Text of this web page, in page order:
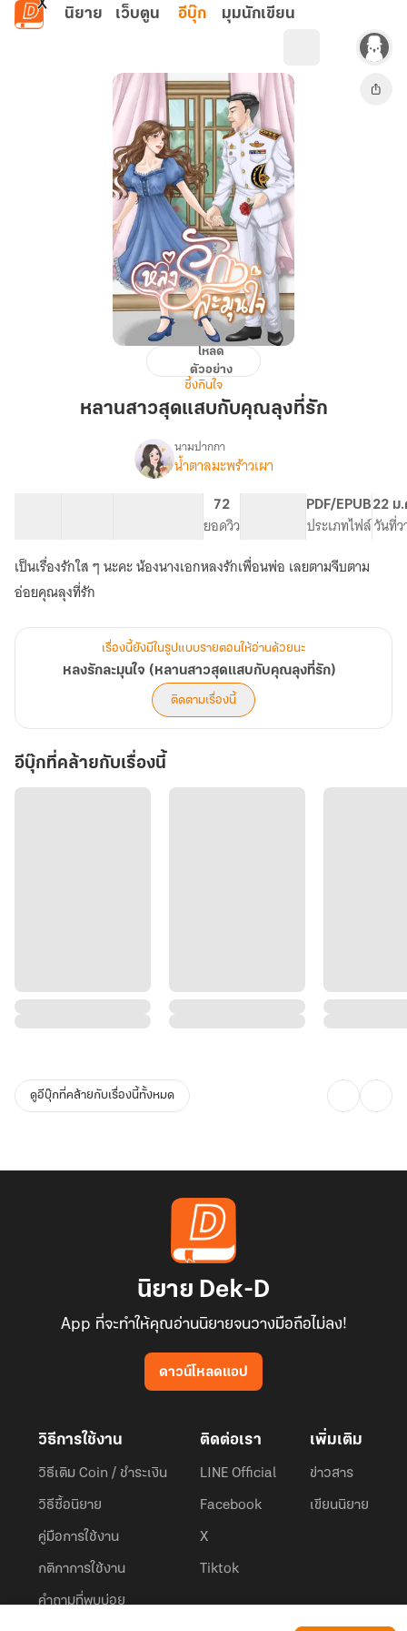
ข้ามไปยังเนื้อหาหลัก
นิยาย เว็บตูน อีบุ๊ก มุมนักเขียน
หลาน
สุด
คุณ
โหลด
ตัวอย่าง
ซึ้งกินใจ
หลานสาวสุดแสบกับคุณลุงที่รัก
เรื่อง
รัก
ละมุน
ใจ
(หลาน
สาว
กับ
คุณ
ลุง
ที่รัก)
นามปากกา
น้ำตาลมะพร้าวเผา
72
ยอดวิว
PDF/EPUB
ประเภทไฟล์
22 ม
วันที่ว
เป็นเรื่องรักใส ๆ นะคะ น้องนางเอกหลงรักเพื่อนพ่อ เลยตามจีบตาม
อ่อยคุณลุงที่รัก
เรื่องนี้ยังมีในรูปแบบรายตอนให้อ่านด้วยนะ
หลงรักละมุนใจ (หลานสาวสุดแสบกับคุณลุงที่รัก)
ติดตามเรื่องนี้
อีบุ๊กที่คล้ายกับเรื่องนี้
ดูอีบุ๊กที่คล้ายกับเรื่องนี้ทั้งหมด
นิยาย Dek-D
App ที่จะทำให้คุณอ่านนิยายจนวางมือถือไม่ลง!
ดาวน์โหลดแอป
วิธีการใช้งาน
วิธีเติม Coin / ชำระเงิน
วิธีซื้อนิยาย
คู่มือการใช้งาน
กติกาการใช้งาน
คำถามที่พบบ่อย
ติดต่อเรา
LINE Official
Facebook
X
Tiktok
เพิ่มเติม
ข่าวสาร
เขียนนิยาย